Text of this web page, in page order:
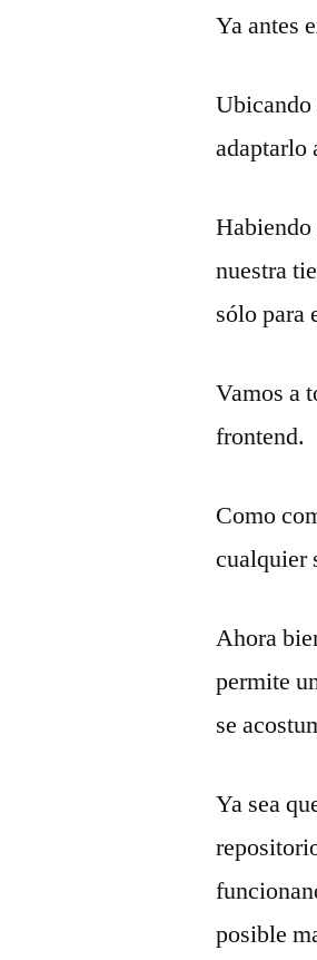
Ya antes
Ubicando
adaptarlo
nuestra
sólo para
Vamos a
frontend.
Como
cualquier
Ahora
permite
se
Ya sea
posible